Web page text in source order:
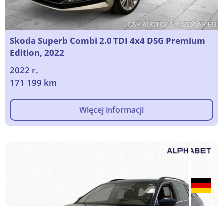
Skoda Superb Combi 2.0 TDI 4x4 DSG Premium
Edition, 2022
2022 г.
171 199 km
Więcej informacji